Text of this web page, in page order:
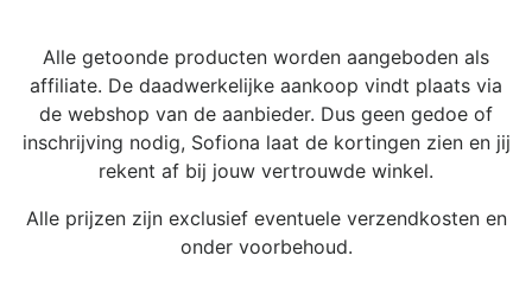
Alle getoonde producten worden aangeboden als
affiliate. De daadwerkelijke aankoop vindt plaats via
de webshop van de aanbieder. Dus geen gedoe of
inschrijving nodig, Sofiona laat de kortingen zien en jij
rekent af bij jouw vertrouwde winkel.
Alle prijzen zijn exclusief eventuele verzendkosten en
onder voorbehoud.